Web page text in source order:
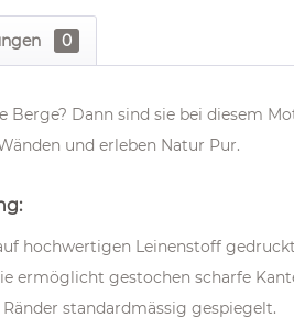
0
Berge? Dann sind sie bei diesem
und erleben Natur Pur.
hochwertigen Leinenstoff
ermöglicht gestochen scharfe
standardmässig gespiegelt.